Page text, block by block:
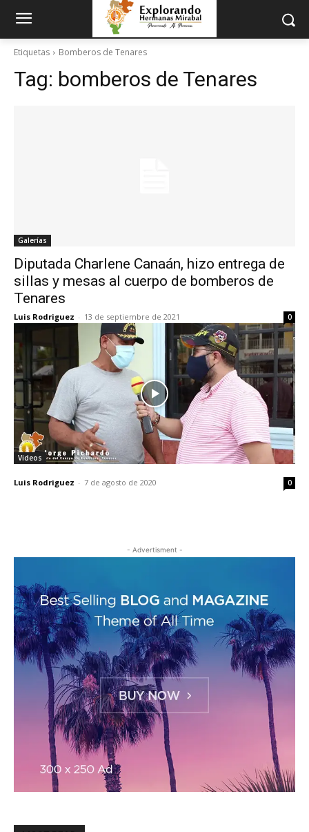
Etiquetas Bomberos de Tenares
Tag: bomberos de Tenares
Galerías
Diputada Charlene Canaán, hizo entrega de
sillas y mesas al cuerpo de bomberos de
Tenares
Luis Rodriguez - 13 de septiembre de 2021 0
Videos
Luis Rodriguez - 7 de agosto de 2020 0
- Advertisment -